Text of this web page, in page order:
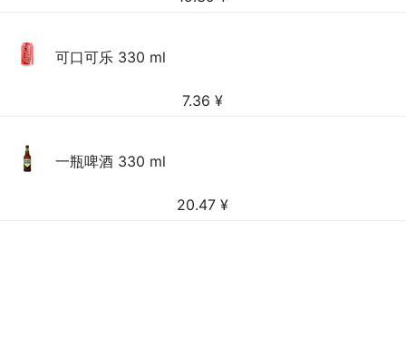
可口可乐 330 ml
7.36 ¥
一瓶啤酒 330 ml
20.47 ¥